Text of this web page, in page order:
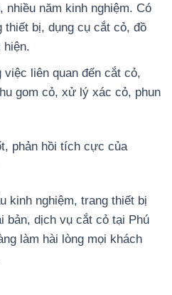
năm kinh nghiệm. Có
thiết bị, dụng cụ cắt cỏ, đồ
hiện.
liên quan đến cắt cỏ,
gom cỏ, xử lý xác cỏ, phun
phản hồi tích cực của
kinh nghiệm, trang thiết bị
bản, dịch vụ cắt cỏ tại Phú
làm hài lòng mọi khách